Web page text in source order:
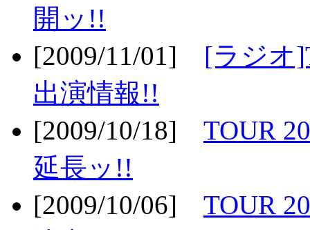
開ッ!!
[2009/11/01] [ラジオ
出演情報!!
[2009/10/18] TOUR
延長ッ!!
[2009/10/06] TOUR